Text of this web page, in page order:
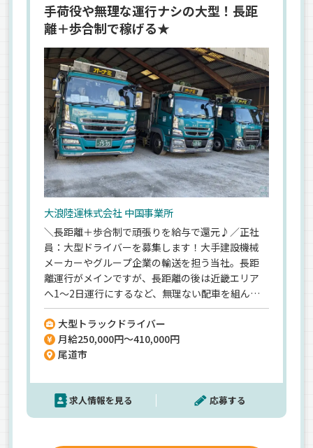
手荷役や無理な運行ナシの大型！長距
離＋歩合制で稼げる★
大浪陸運株式会社 中国事業所
＼長距離＋歩合制で頑張りを給与で還元♪／正社
員：大型ドライバーを募集します！大手建設機械
メーカーやグループ企業の輸送を担う当社。長距
離運行がメインですが、長距離の後は近畿エリア
へ1～2日運行にするなど、無理ない配車を組んで
います◎基本、工場や現場の作業員さんがクレー
ン・リフト操作をするので、手積み手降ろしはナシ
★身体への負担を抑えながら、長く続けやすい環
境ですよ＾＾基本土日祝休みに加え、大型連休も
けます♪《東証プライム上場「センコーグルー
プ」の一員》《経験者歓迎》
大型トラックドライバー
月給250,000円～410,000円
尾道市
求人情報を見る 応募する